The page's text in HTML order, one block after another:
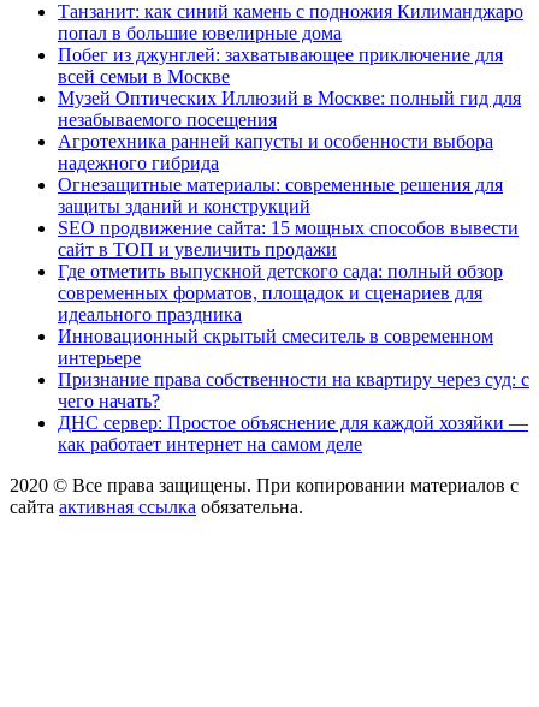
Танзанит: как синий камень с подножия Килиманджаро
попал в большие ювелирные дома
Побег из джунглей: захватывающее приключение для
всей семьи в Москве
Музей Оптических Иллюзий в Москве: полный гид для
незабываемого посещения
Агротехника ранней капусты и особенности выбора
надежного гибрида
Огнезащитные материалы: современные решения для
защиты зданий и конструкций
SEO продвижение сайта: 15 мощных способов вывести
сайт в ТОП и увеличить продажи
Где отметить выпускной детского сада: полный обзор
современных форматов, площадок и сценариев для
идеального праздника
Инновационный скрытый смеситель в современном
интерьере
Признание права собственности на квартиру через суд: с
чего начать?
ДНС сервер: Простое объяснение для каждой хозяйки —
как работает интернет на самом деле
2020 © Все права защищены. При копировании материалов с
сайта активная ссылка обязательна.